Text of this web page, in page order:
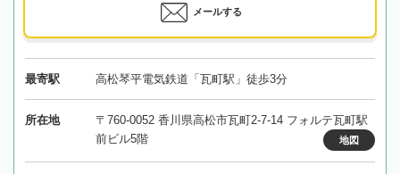
メールする
最寄駅 高松琴平電気鉄道「瓦町駅」徒歩3分
所在地
〒760-0052 香川県高松市瓦町2-7-14 フォルテ瓦町駅
前ビル5階
地図